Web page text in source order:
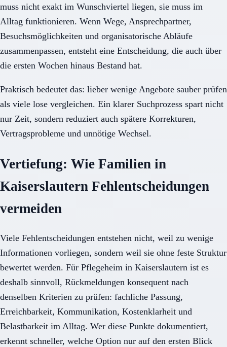
muss nicht exakt im Wunschviertel liegen, sie muss im
Alltag funktionieren. Wenn Wege, Ansprechpartner,
Besuchsmöglichkeiten und organisatorische Abläufe
zusammenpassen, entsteht eine Entscheidung, die auch über
die ersten Wochen hinaus Bestand hat.
Praktisch bedeutet das: lieber wenige Angebote sauber prüfen
als viele lose vergleichen. Ein klarer Suchprozess spart nicht
nur Zeit, sondern reduziert auch spätere Korrekturen,
Vertragsprobleme und unnötige Wechsel.
Vertiefung: Wie Familien in
Kaiserslautern Fehlentscheidungen
vermeiden
Viele Fehlentscheidungen entstehen nicht, weil zu wenige
Informationen vorliegen, sondern weil sie ohne feste Struktur
bewertet werden. Für Pflegeheim in Kaiserslautern ist es
deshalb sinnvoll, Rückmeldungen konsequent nach
denselben Kriterien zu prüfen: fachliche Passung,
Erreichbarkeit, Kommunikation, Kostenklarheit und
Belastbarkeit im Alltag. Wer diese Punkte dokumentiert,
erkennt schneller, welche Option nur auf den ersten Blick